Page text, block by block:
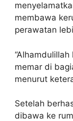
membawa
perawatan
memar di
menurut
Setelah
dibawa ke